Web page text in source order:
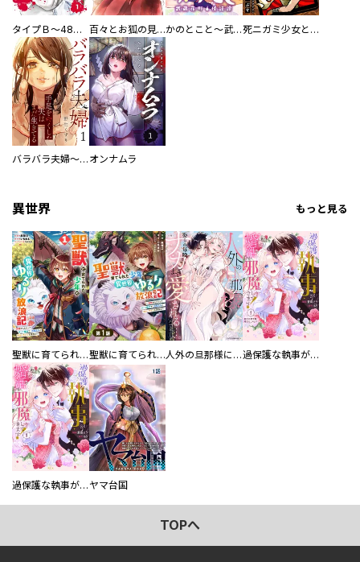
／こなしあやか ／矢上真野 ／すもも もも ／杉山小弥花 ／鬼野うめ吉 ／中澤泉汰 ／夢枕獏 ／天野喜孝 ／叶松谷 ／井澤巧麻 ／小林モリヲ ／葉月めぐみ ／理央 ／黒枝冬馬 ／岡﨑以紅実 ／前山剛久 ／岡宮来夢 ／大隅勇太 ／鈴木いこ ／ヒガアロハ ／秋月志緒 ／迫ミサキ ／蜂若丸 ／深澤ねじ ／和田琢磨 ／加藤将 ／遠野由来子 ／みどりわたる ／久織ちまき ／平方元基 ／大貫勇輔 ／朝夏まなと ／新妻聖子 ／山田ジェームス武 ／ＨＩＲＯＫＩＭＵＲＡ ／灰音アサナ ／九条タカオミ ／ＤＭＭＧＡＭＥＳ ／Ｎｉｔｒｏｐｌｕｓ ／遠藤巻緒 ／ｓａｖｏｒｙ
タイプＢ～48時間後、致死率100％～【単話】 百々とお狐の見習い巫女生活【単行本版】 かのとこと～武蔵花町怪話譚～ 【連載版】 死ニガミ少女とスマホ神
バラバラ夫婦～手足をなくした夫はまだ生きてる オンナムラ
異世界 もっと見る
聖獣に育てられた少年の異世界ゆるり放浪記～神様からもらったチート魔法で、仲間たちとスローライフを満喫中～ 聖獣に育てられた少年の異世界ゆるり放浪記～神様からもらったチート魔法で、仲間たちとスローライフを満喫中～【分冊版】 人外の旦那様に娶られ毎晩ナカまで愛される…。アンソロジー 過保護な執事が私の婚活を邪魔してきます！ 分冊版
過保護な執事が私の婚活を邪魔してきます！ ヤマ台国
TOPへ